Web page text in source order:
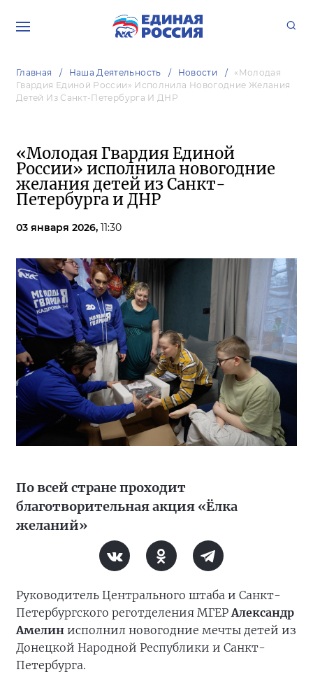
Главная Наша Деятельность Новости
«Молодая
Гвардия Единой России» Исполнила Новогодние Желания
Детей Из Санкт-Петербурга И ДНР
«Молодая Гвардия Единой
России» исполнила новогодние
желания детей из Санкт-
Петербурга и ДНР
03 января 2026, 11:30
По всей стране проходит
благотворительная акция «Ёлка
желаний»
Руководитель Центрального штаба и Санкт-
Петербургского реготделения МГЕРАлександр
Амелин исполнил новогодние мечты детей из
Донецкой Народной Республики и Санкт-
Петербурга.